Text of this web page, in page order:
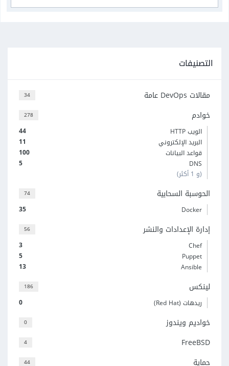
التصنيفات
34 مقالات DevOps عامة
278 خوادم
44
الويب HTTP
11
البريد الإلكتروني
100
قواعد البيانات
5
DNS
(و 1 أكثر)
74 الحوسبة السحابية
35 Docker
56 إدارة الإعدادات والنشر
3
Chef
5
Puppet
13
Ansible
186 لينكس
0 ريدهات (Red Hat)
0 خواديم ويندوز
4 FreeBSD
44 حماية